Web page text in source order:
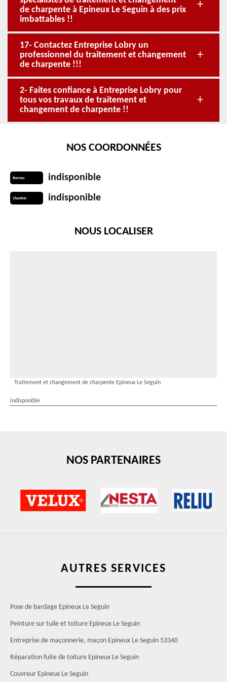
de charpente à Epineux Le Seguin à des prix
imbattables !!
17- Contactez Entreprise Lobry un
professionnel du traitement et changement
de charpente !!!
2- Faites confiance à Entreprise Lobry pour
tous vos travaux de traitement et
changement de charpente !!
NOS COORDONNÉES
Bureau indisponible
Chantier indisponible
NOUS LOCALISER
Traitement et changement de charpente Epineux Le Seguin
indisponible
NOS PARTENAIRES
AUTRES SERVICES
Pose de bardage Epineux Le Seguin
Peinture sur tuile et toiture Epineux Le Seguin
Entreprise de maçonnerie, maçon Epineux Le Seguin 53340
Réparation fuite de toiture Epineux Le Seguin
Couvreur Epineux Le Seguin